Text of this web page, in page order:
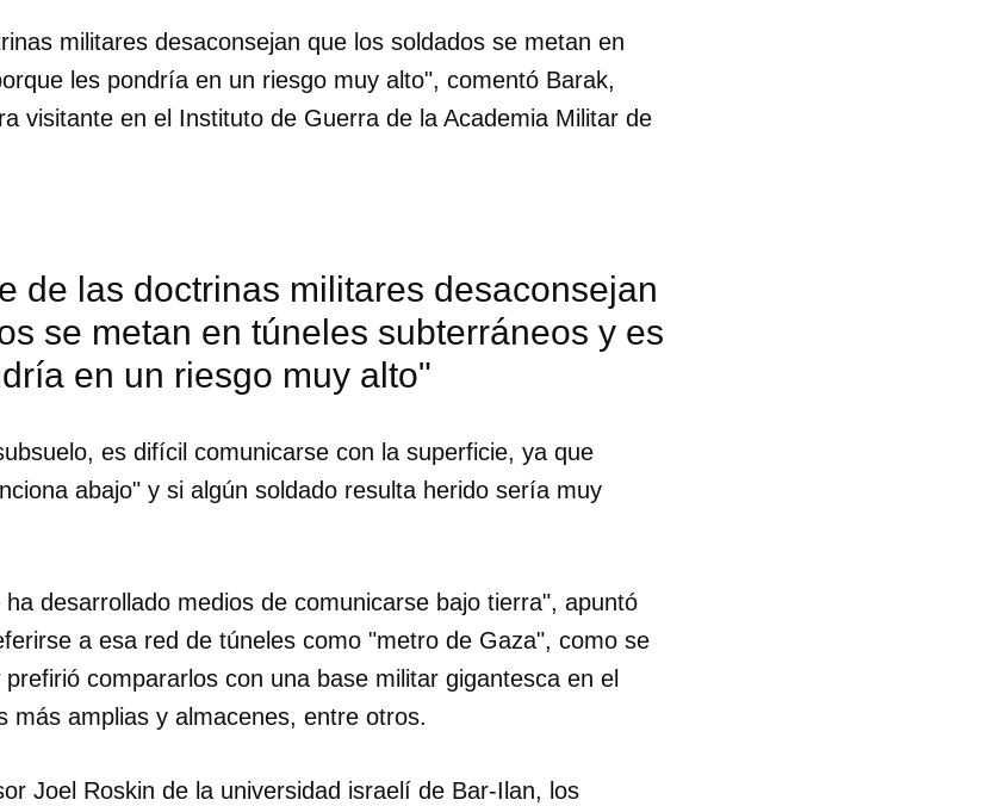
como favorito, primero has de iniciar sesión con tu
INICIAR SESIÓN CANCELAR
militares desaconsejan que los soldados se metan en
les pondría en un riesgo muy alto", comentó Barak,
visitante en el Instituto de Guerra de la Academia Militar de
de las doctrinas militares desaconsejan
se metan en túneles subterráneos y es
en un riesgo muy alto"
es difícil comunicarse con la superficie, ya que
abajo" y si algún soldado resulta herido sería muy
desarrollado medios de comunicarse bajo tierra", apuntó
a esa red de túneles como "metro de Gaza", como se
compararlos con una base militar gigantesca en el
más amplias y almacenes, entre otros.
Joel Roskin de la universidad israelí de Bar-Ilan, los